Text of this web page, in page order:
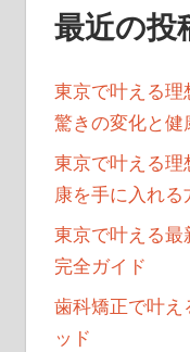
最近の投
東京で叶える
驚きの変化と健
東京で叶える
康を手に入れる
東京で叶える
完全ガイド
歯科矯正で叶え
ッド